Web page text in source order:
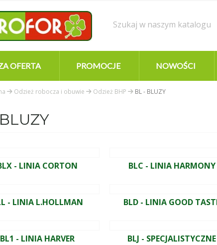
OFERTA PROMOCJE NOWOŚCI
Odzież robocza i obuwie Odzież BHP BL - BLUZY
- LINIA CORTON BLC - LINIA HARMONY
- LINIA L.HOLLMAN BLD - LINIA GOOD
BL1 - LINIA HARVER BLJ - SPECJALISTYCZNE